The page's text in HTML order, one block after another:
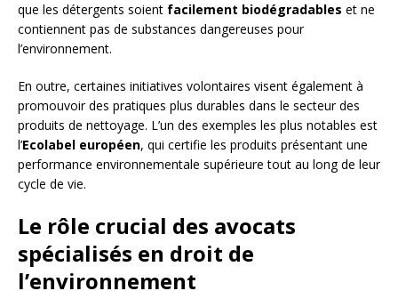
que les détergents soient facilement biodégradables et ne
contiennent pas de substances dangereuses pour
l’environnement.
En outre, certaines initiatives volontaires visent également à
promouvoir des pratiques plus durables dans le secteur des
produits de nettoyage. L’un des exemples les plus notables est
l’Ecolabel européen, qui certifie les produits présentant une
performance environnementale supérieure tout au long de leur
cycle de vie.
Le rôle crucial des avocats
spécialisés en droit de
l’environnement